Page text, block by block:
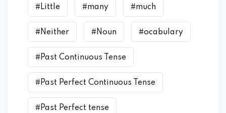
#Little #many #much
#Neither #Noun #ocabulary
#Past Continuous Tense
#Past Perfect Continuous Tense
#Past Perfect tense